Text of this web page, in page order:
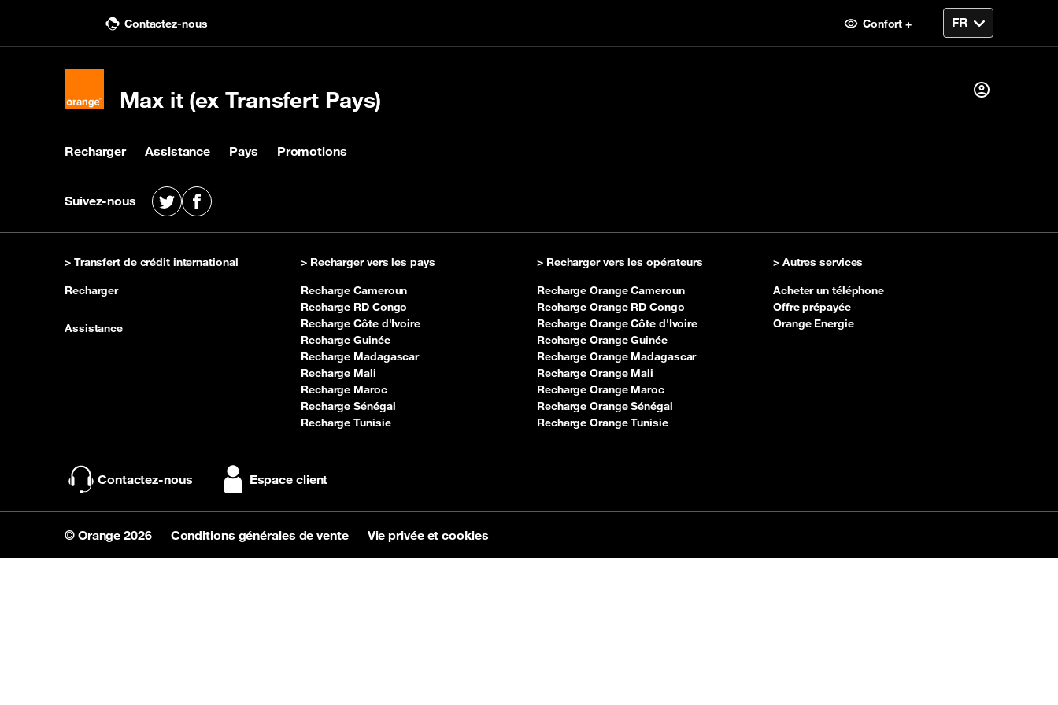
Contactez-nous Confort +
Max it (ex Transfert Pays)
Recharger
Recharger
Acheter une recharge
Recharger avec un code
Vérifier le rechargement
Assistance
Assistance
Nous contacter Voir la FAQ
Pays
Pays
Voir les pays destinataires
Promotions
Promotions
Voir les promotions
Première visite ?
Créer votre compte
Suivez-nous X Facebook
> Transfert de crédit international
Recharger
Assistance
> Recharger vers les pays
Recharge Cameroun
Recharge RD Congo
Recharge Côte d'Ivoire
Recharge Guinée
Recharge Madagascar
Recharge Mali
Recharge Maroc
Recharge Sénégal
Recharge Tunisie
> Recharger vers les opérateurs
Recharge Orange Cameroun
Recharge Orange RD Congo
Recharge Orange Côte d'Ivoire
Recharge Orange Guinée
Recharge Orange Madagascar
Recharge Orange Mali
Recharge Orange Maroc
Recharge Orange Sénégal
Recharge Orange Tunisie
> Autres services
Acheter un téléphone
Offre prépayée
Orange Energie
Contactez-nous Espace client
© Orange 2026 Conditions générales de vente Vie privée et cookies